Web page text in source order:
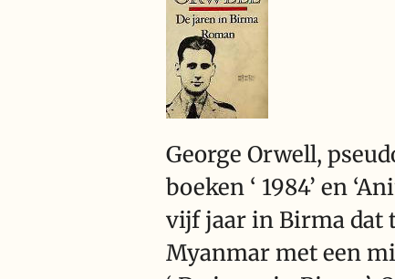
George Orwell,
boeken ‘ 1984’ en
vijf jaar in Birma dat
Myanmar met een